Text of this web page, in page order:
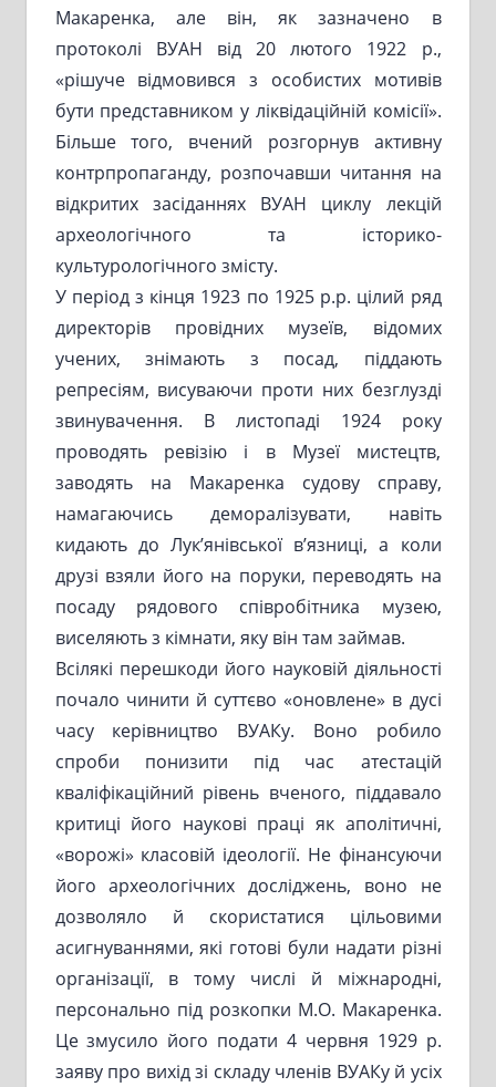
Макаренка, але він, як зазначено в
протоколі ВУАН від 20 лютого 1922 р.,
«рішуче відмовився з особистих мотивів
бути представником у ліквідаційній комісії».
Більше того, вчений розгорнув активну
контрпропаганду, розпочавши читання на
відкритих засіданнях ВУАН циклу лекцій
археологічного та історико-
культурологічного змісту.
У період з кінця 1923 по 1925 р.р. цілий ряд
директорів провідних музеїв, відомих
учених, знімають з посад, піддають
репресіям, висуваючи проти них безглузді
звинувачення. В листопаді 1924 року
проводять ревізію і в Музеї мистецтв,
заводять на Макаренка судову справу,
намагаючись деморалізувати, навіть
кидають до Лук’янівської в’язниці, а коли
друзі взяли його на поруки, переводять на
посаду рядового співробітника музею,
виселяють з кімнати, яку він там займав.
Всілякі перешкоди його науковій діяльності
почало чинити й суттєво «оновлене» в дусі
часу керівництво ВУАКу. Воно робило
спроби понизити під час атестацій
кваліфікаційний рівень вченого, піддавало
критиці його наукові праці як аполітичні,
«ворожі» класовій ідеології. Не фінансуючи
його археологічних досліджень, воно не
дозволяло й скористатися цільовими
асигнуваннями, які готові були надати різні
організації, в тому числі й міжнародні,
персонально під розкопки М.О. Макаренка.
Це змусило його подати 4 червня 1929 р.
заяву про вихід зі складу членів ВУАКу й усіх